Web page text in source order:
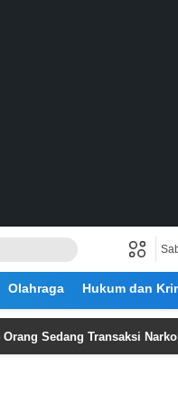
Olahraga Hukum dan
Transaksi Narkoba di